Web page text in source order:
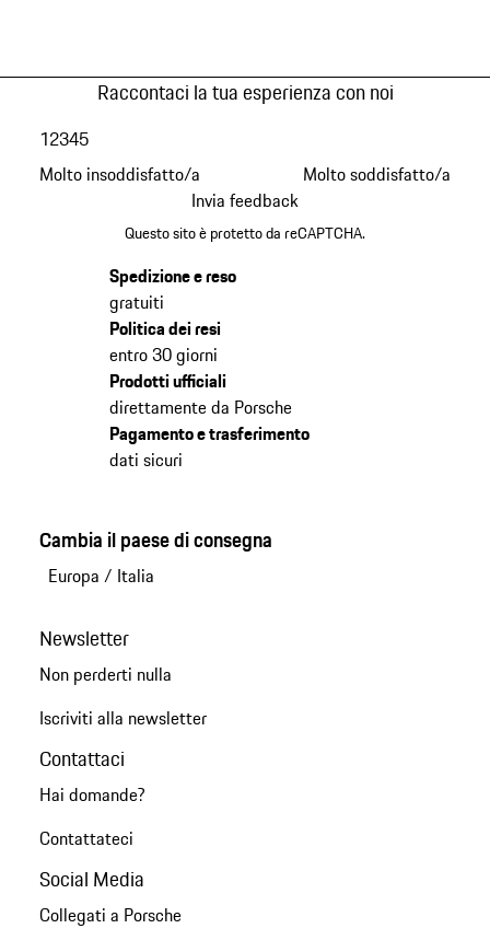
Raccontaci la tua esperienza con noi
Molto insoddisfatto/a
12345
Molto soddisfatto/a
Invia feedback
Questo sito è protetto da reCAPTCHA.
Spedizione e reso
gratuiti
Politica dei resi
entro 30 giorni
Prodotti ufficiali
direttamente da Porsche
Pagamento e trasferimento
dati sicuri
Cambia il paese di consegna
Europa / Italia
Newsletter
Non perderti nulla
Iscriviti alla newsletter
Contattaci
Hai domande?
Contattateci
Social Media
Collegati a Porsche